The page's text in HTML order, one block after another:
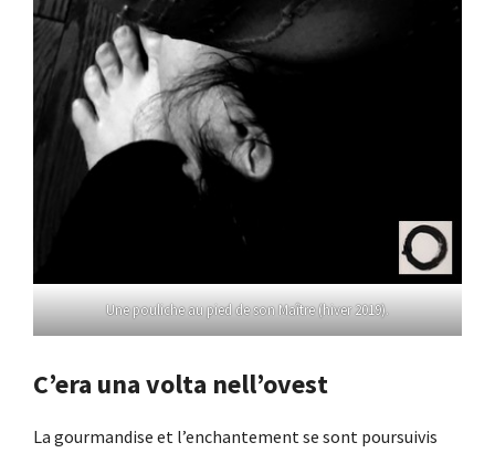
Une pouliche au pied de son Maître (hiver 2019).
C’era una volta nell’ovest
La gourmandise et l’enchantement se sont poursuivis